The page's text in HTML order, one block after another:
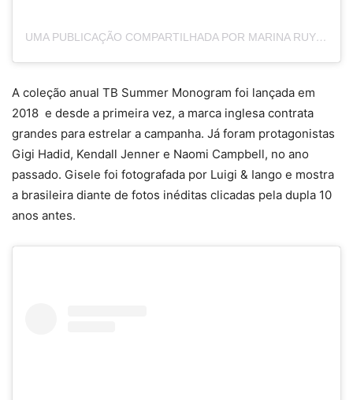
UMA PUBLICAÇÃO COMPARTILHADA POR MARINA RUY BARBOSA (@MARINARUYBARBOSA)
A coleção anual TB Summer Monogram foi lançada em
2018 e desde a primeira vez, a marca inglesa contrata
grandes para estrelar a campanha. Já foram protagonistas
Gigi Hadid, Kendall Jenner e Naomi Campbell, no ano
passado. Gisele foi fotografada por Luigi & Iango e mostra
a brasileira diante de fotos inéditas clicadas pela dupla 10
anos antes.